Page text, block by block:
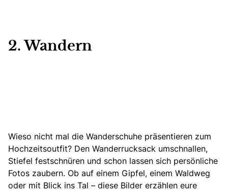
2. Wandern
Wieso nicht mal die Wanderschuhe präsentieren zum
Hochzeitsoutfit? Den Wanderrucksack umschnallen,
Stiefel festschnüren und schon lassen sich persönliche
Fotos zaubern. Ob auf einem Gipfel, einem Waldweg
oder mit Blick ins Tal – diese Bilder erzählen eure